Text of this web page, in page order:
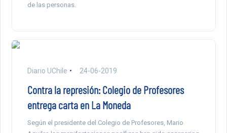
de las personas.
Diario UChile 24-06-2019
Contra la represión: Colegio de Profesores
entrega carta en La Moneda
Según el presidente del Colegio de Profesores, Mario